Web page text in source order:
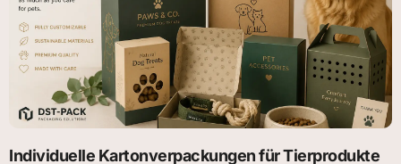
Individuelle Kartonverpackungen für Tierprodukte